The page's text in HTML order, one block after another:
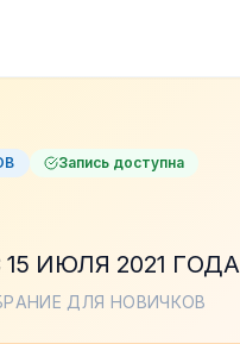
Запись доступна
ИЮЛЯ 2021 ГОДА
ДЛЯ НОВИЧКОВ